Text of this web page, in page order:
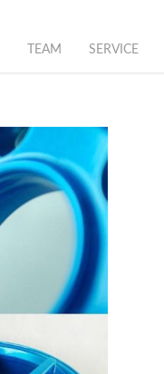
TEAM SERVICE